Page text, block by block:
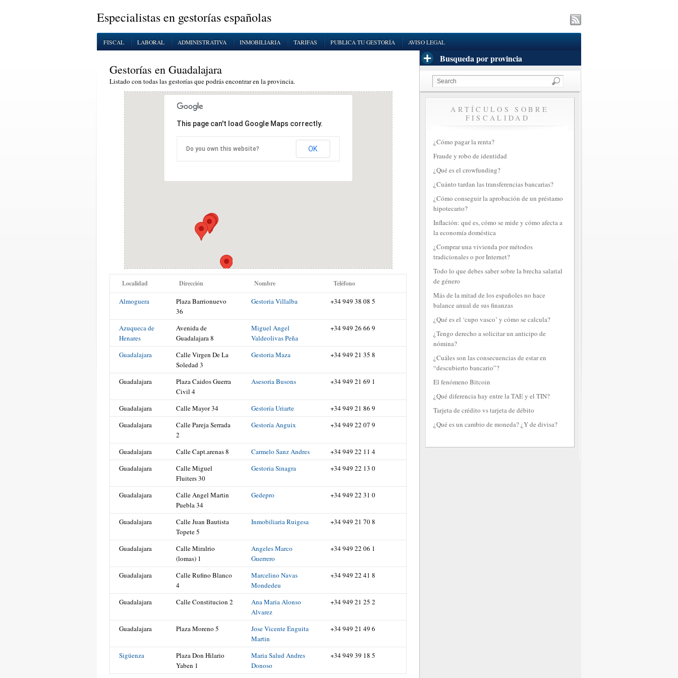
Especialistas en gestorías españolas
FISCAL LABORAL ADMINISTRATIVA INMOBILIARIA TARIFAS PUBLICA TU GESTORÍA AVISO LEGAL
Busqueda por provincia
Gestorías en Guadalajara
Listado con todas las gestorías que podrás encontrar en la provincia.
This page can't load Google Maps correctly.
Do you own this website? OK
Localidad Dirección Nombre Teléfono
Almoguera
Plaza Barrionuevo
36
Gestoria Villalba +34 949 38 08 5
Azuqueca de
Henares
Avenida de
Guadalajara 8
Miguel Angel
Valdeolivas Peña
+34 949 26 66 9
Guadalajara
Calle Virgen De La
Soledad 3
Gestoria Maza +34 949 21 35 8
Guadalajara
Plaza Caidos Guerra
Civil 4
Asesoria Busons +34 949 21 69 1
Guadalajara Calle Mayor 34 Gestoría Uriarte
+34 949 21 86 9
Guadalajara
Calle Pareja Serrada
2
Gestoría Anguix +34 949 22 07 9
Guadalajara Calle Capt.arenas 8 Carmelo Sanz Andres
+34 949 22 11 4
Guadalajara
Calle Miguel
Fluiters 30
Gestoria Sinagra +34 949 22 13 0
Guadalajara
Calle Angel Martin
Puebla 34
Gedepro +34 949 22 31 0
Guadalajara
Calle Juan Bautista
Topete 5
Inmobiliaria Ruigesa +34 949 21 70 8
Guadalajara
Calle Miralrio
(lomas) 1
Angeles Marco
Guerrero
+34 949 22 06 1
Guadalajara
Calle Rufino Blanco
4
Marcelino Navas
Mondedeu
+34 949 22 41 8
Guadalajara Calle Constitucion 2
Ana Maria Alonso
Alvarez
+34 949 21 25 2
Guadalajara Plaza Moreno 5
Jose Vicente Enguita
Martin
+34 949 21 49 6
Sigüenza
Plaza Don Hilario
Yaben 1
Maria Salud Andres
Donoso
+34 949 39 18 5
ARTÍCULOS SOBRE
FISCALIDAD
¿Cómo pagar la renta?
Fraude y robo de identidad
¿Qué es el crowfunding?
¿Cuánto tardan las transferencias bancarias?
¿Cómo conseguir la aprobación de un préstamo
hipotecario?
Inflación: qué es, cómo se mide y cómo afecta a
la economía doméstica
¿Comprar una vivienda por métodos
tradicionales o por Internet?
Todo lo que debes saber sobre la brecha salarial
de género
Más de la mitad de los españoles no hace
balance anual de sus finanzas
¿Qué es el ‘cupo vasco’ y cómo se calcula?
¿Tengo derecho a solicitar un anticipo de
nómina?
¿Cuáles son las consecuencias de estar en
“descubierto bancario”?
El fenómeno Bitcoin
¿Qué diferencia hay entre la TAE y el TIN?
Tarjeta de crédito vs tarjeta de débito
¿Qué es un cambio de moneda? ¿Y de divisa?